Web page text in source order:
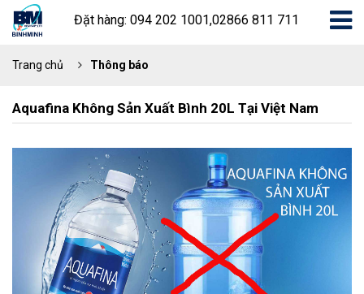
Đặt hàng: 094 202 1001,02866 811 711
Trang chủ Thông báo
Aquafina Không Sản Xuất Bình 20L Tại Việt Nam